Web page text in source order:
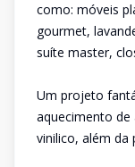
como: móveis
gourmet,
suíte master,
Um projeto
aquecimento
vinilico, além da